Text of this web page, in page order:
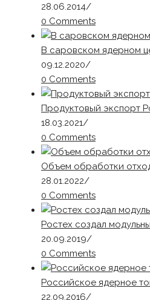
28.06.2014/
0 Comments
В саровском ядерном
09.12.2020/
0 Comments
Продуктовый экспорт
18.03.2021/
0 Comments
Объем обработки
28.01.2022/
0 Comments
Ростех создал
20.09.2019/
0 Comments
Российское ядерное
22.09.2016/